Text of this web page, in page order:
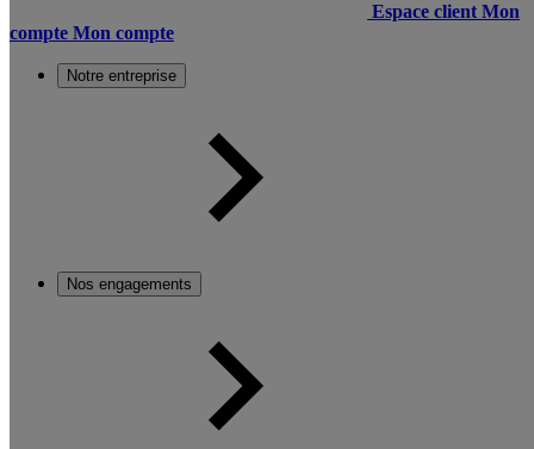
Espace client Mon
compte Mon compte
Notre entreprise
Nos engagements